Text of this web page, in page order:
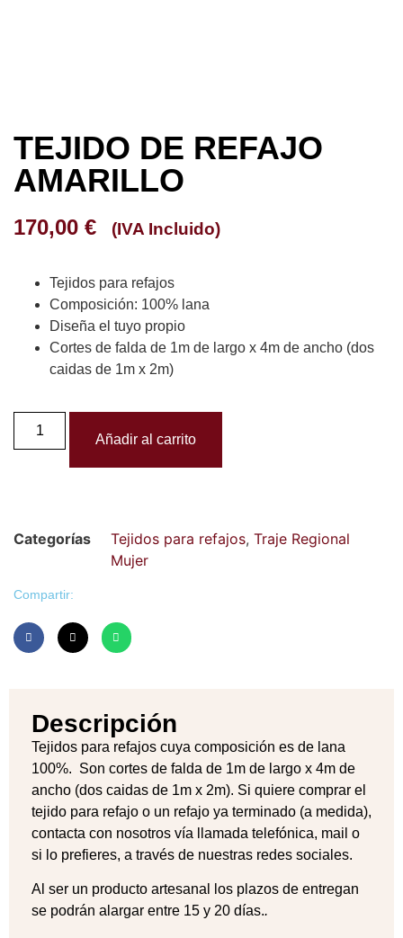
TEJIDO DE REFAJO
AMARILLO
170,00 € (IVA Incluido)
Tejidos para refajos
Composición: 100% lana
Diseña el tuyo propio
Cortes de falda de 1m de largo x 4m de ancho (dos
caidas de 1m x 2m)
Añadir al carrito
Categorías Tejidos para refajos, Traje Regional
Mujer
Compartir:
Descripción
Tejidos para refajos cuya composición es de lana
100%. Son cortes de falda de 1m de largo x 4m de
ancho (dos caidas de 1m x 2m). Si quiere comprar el
tejido para refajo o un refajo ya terminado (a medida),
contacta con nosotros vía llamada telefónica, mail o
si lo prefieres, a través de nuestras redes sociales.
Al ser un producto artesanal los plazos de entregan
se podrán alargar entre 15 y 20 días..